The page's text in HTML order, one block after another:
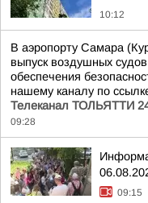
10:12
В аэропорту Самара
выпуск воздушных
обеспечения
нашему каналу по
Телеканал ТОЛЬЯТТИ
09:28
09:15